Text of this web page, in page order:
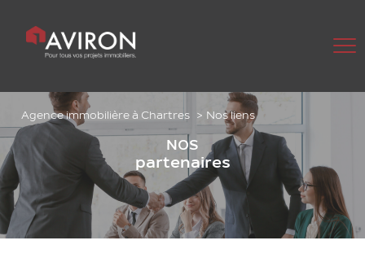
Agence immobilière à Chartres Nos liens
NOS
partenaires